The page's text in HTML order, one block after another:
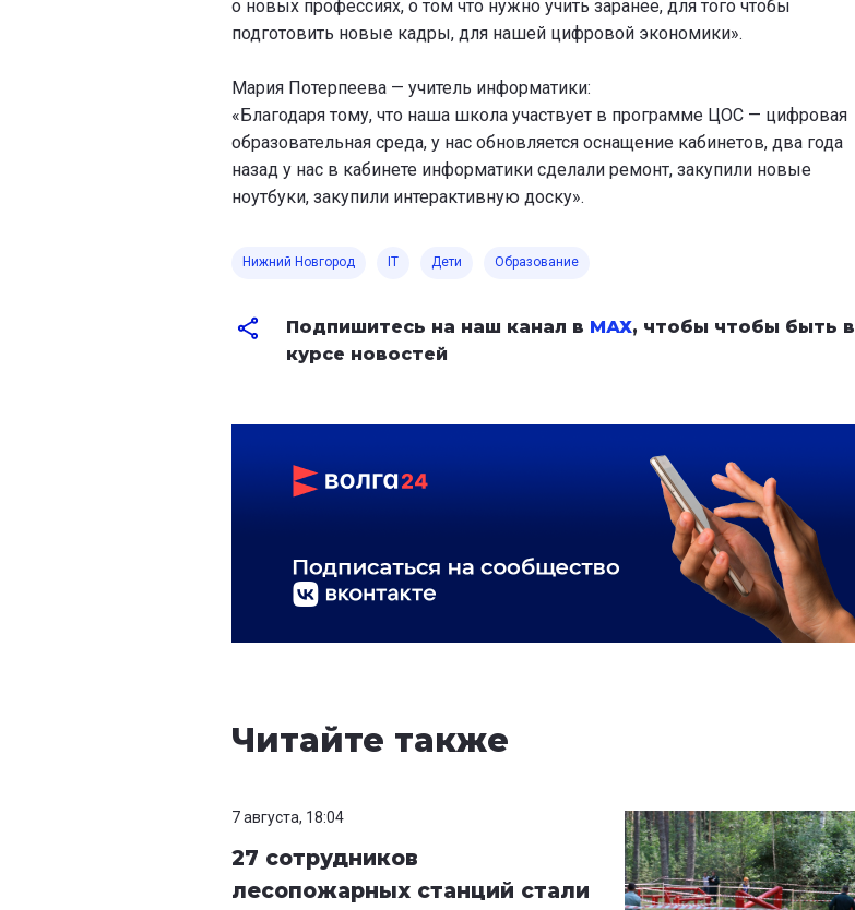
о новых профессиях, о том что нужно учить заранее, для того чтобы
подготовить новые кадры, для нашей цифровой экономики».
Мария Потерпеева — учитель информатики:
«Благодаря тому, что наша школа участвует в программе ЦОС — цифровая
образовательная среда, у нас обновляется оснащение кабинетов, два года
назад у нас в кабинете информатики сделали ремонт, закупили новые
ноутбуки, закупили интерактивную доску».
Нижний Новгород IT Дети Образование
Подпишитесь на наш канал в МАХ, чтобы чтобы быть в
курсе новостей
Читайте также
7 августа, 18:04
27 сотрудников
лесопожарных станций стали